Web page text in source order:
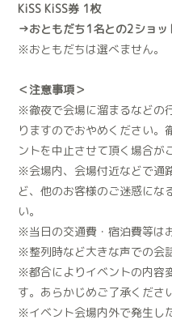
KiSS KiSS券 1枚
→おともだち1名との2ショッ
※おともだちは選べません。
＜注意事項＞
※徹夜で会場に溜まるなどの
りますのでおやめください。
ントを中止させて頂く場合が
※会場内、会場付近などで通
ど、他のお客様のご迷惑にな
い。
※当日の交通費・宿泊費等は
※整列時など大きな声での会
※都合によりイベントの内容
す。あらかじめご了承ください
※イベント会場内外で発生し